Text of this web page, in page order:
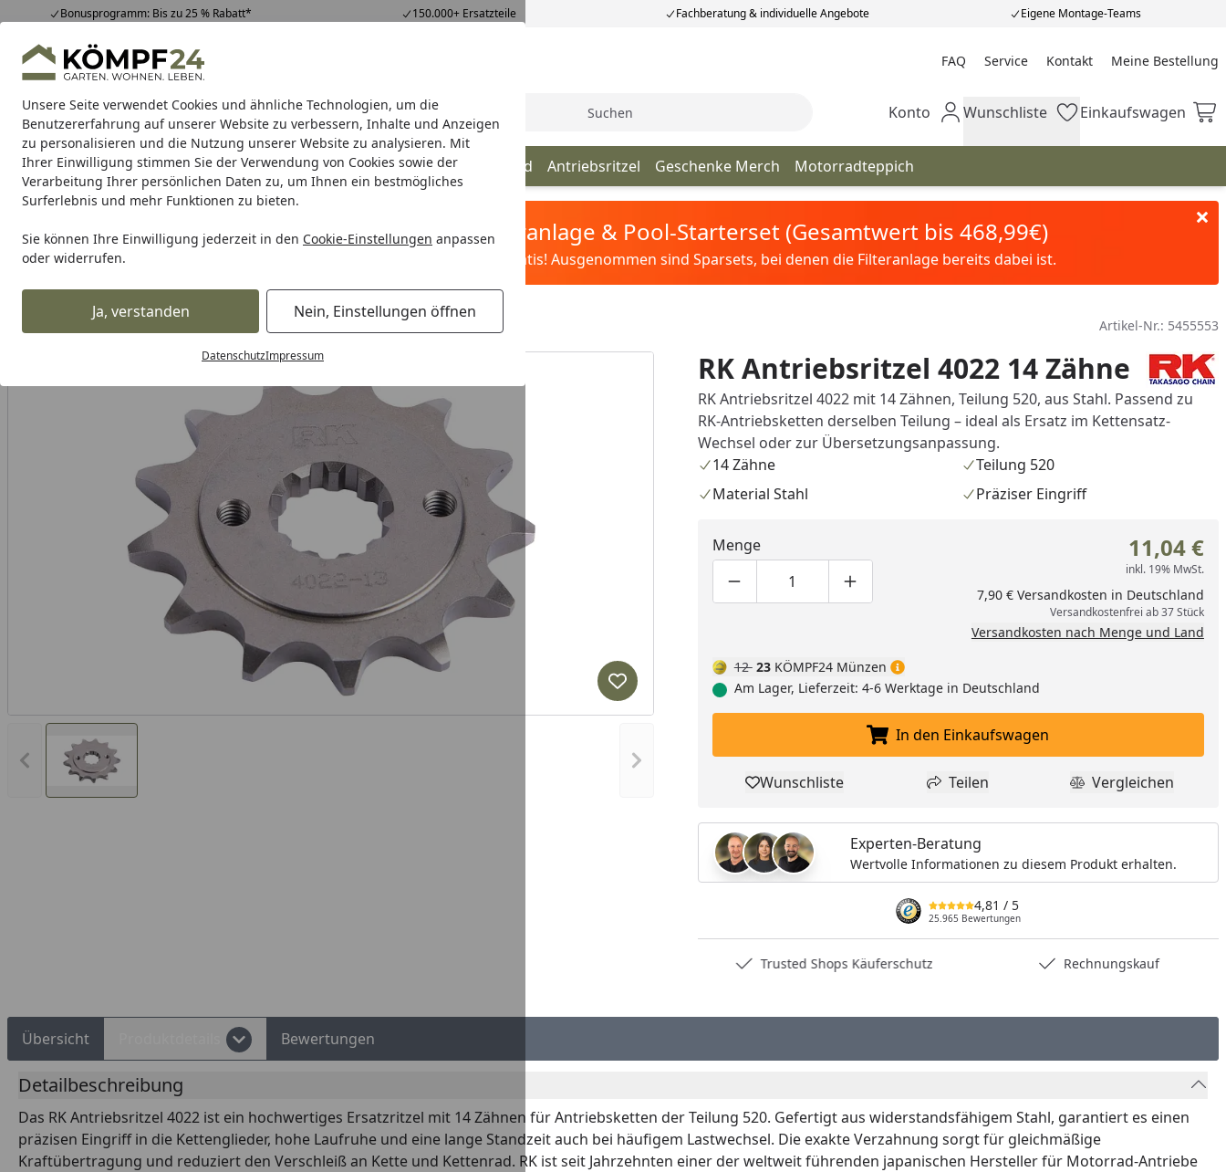
Unsere Seite verwendet Cookies und ähnliche Technologien, um die
Benutzererfahrung auf unserer Website zu verbessern, Inhalte und Anzeigen
zu personalisieren und die Nutzung unserer Website zu analysieren. Mit
Ihrer Einwilligung stimmen Sie der Verwendung von Cookies sowie der
Verarbeitung Ihrer persönlichen Daten zu, um Ihnen ein bestmögliches
Surferlebnis und mehr Funktionen zu bieten.
Sie können Ihre Einwilligung jederzeit in den Cookie-Einstellungen anpassen
oder widerrufen.
Ja, verstanden Nein, Einstellungen öffnen
DatenschutzImpressum
Bonusprogramm: Bis zu 25 % Rabatt* 150.000+ Ersatzteile Fachberatung & individuelle Angebote Eigene Montage-Teams
Hotline07051 / 9 22 22
Mo-Fr. 8-16 Uhr 25.965 Bewertungen FAQ Service Kontakt Meine Bestellung
Meine Bestellung
Alle Produkte
Alle ProdukteHighlights Tipps & Tricks Suche Mein Konto
Konto Wunschliste
Wunschliste Einkaufswagen
Einkaufswagen
RK Motorradkette Kettenschlösser Kettensatz Kette Kettenrad Antriebsritzel Geschenke Merch Motorradteppich
Karibu Pools inkl. gratis Sandfilteranlage & Pool-Starterset (Gesamtwert bis 468,99€)
Dein Traumpool im Sorglos-Paket: Filter&Pflege gratis! Ausgenommen sind Sparsets, bei denen die Filteranlage bereits dabei ist.
Rk Antriebsritzel RK Antriebsritzel 4022 14 Zähne Artikel-Nr.: 5455553
Vorheriges Bild anzeigen Nächstes Bild anzeigen
Produkt zur Wunschliste hinzufügen
RK Antriebsritzel 4022 14 Zähne
RK Antriebsritzel 4022 mit 14 Zähnen, Teilung 520, aus Stahl. Passend zu
RK-Antriebsketten derselben Teilung – ideal als Ersatz im Kettensatz-
Wechsel oder zur Übersetzungsanpassung.
14 Zähne
Teilung 520
Material Stahl
Präziser Eingriff
Menge
Produktmenge um eins verringern
Produktmenge manuell eingeben
Produktmenge um eins erhöhen
11,04 €
inkl. 19% MwSt.
7,90 € Versandkosten in Deutschland
Versandkostenfrei ab 37 Stück
Versandkosten nach Menge und Land
12 23 KÖMPF24 Münzen
Am Lager, Lieferzeit: 4-6 Werktage in Deutschland
In den Einkaufswagen legen
In den Einkaufswagen
Produkt zur Wunschliste hinzufügen
Wunschliste Teilen
Teilen Produkt
Vergleichen
Experten-Beratung
Wertvolle Informationen zu diesem Produkt erhalten.
4,81 / 5
25.965 Bewertungen
Trusted Shops Käuferschutz Rechnungskauf
Übersicht Bewertungen
Detailbeschreibung
Das RK Antriebsritzel 4022 ist ein hochwertiges Ersatzritzel mit 14 Zähnen für Antriebsketten der Teilung 520. Gefertigt aus widerstandsfähigem Stahl, garantiert es einen
präzisen Eingriff in die Kettenglieder, hohe Laufruhe und eine lange Standzeit auch bei häufigem Lastwechsel. Die exakte Verzahnung sorgt für gleichmäßige
Kraftübertragung und reduziert den Verschleiß an Kette und Kettenrad. RK ist seit Jahrzehnten einer der weltweit führenden japanischen Hersteller für Motorrad-Antriebe